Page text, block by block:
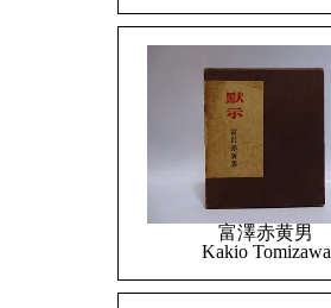
富澤赤黄男
Kakio Tomizawa